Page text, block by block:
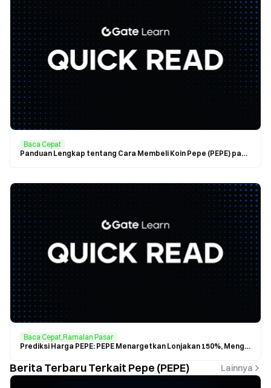
Baca Cepat
Panduan Lengkap tentang Cara Membeli Koin Pepe (PEPE) pada Tahun 2025
Baca Cepat,Ramalan Pasar
Prediksi Harga PEPE: PEPE Menargetkan Lonjakan 150%, Mengambil Kesempatan Likuiditas $0.000025
Berita Terbaru Terkait Pepe (PEPE) Lainnya